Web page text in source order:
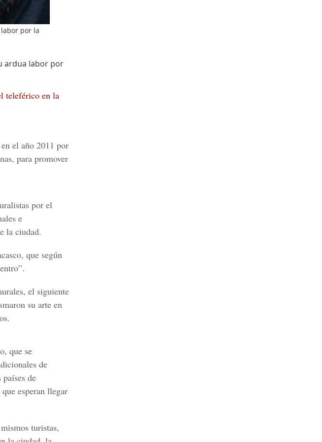
por la
ardua labor por
teleférico en la
el año 2011 por
, para promover
por el
e
la ciudad.
que según
el siguiente
su arte en
que se
de
de
esperan llegar
turistas,